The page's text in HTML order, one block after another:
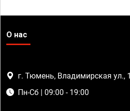
О нас
г. Тюмень, Владимирская ул., 1
Пн-Сб | 09:00 - 19:00